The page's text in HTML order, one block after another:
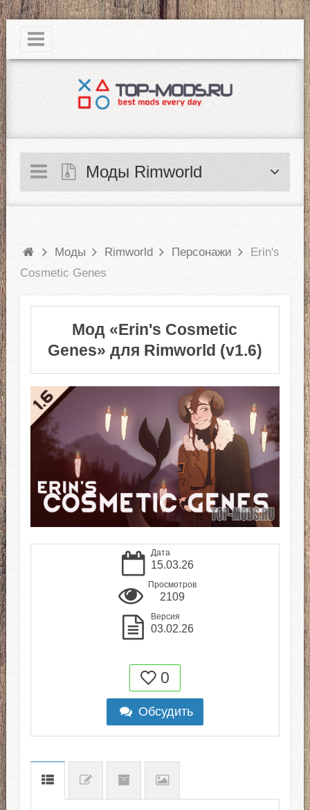
|
Моды Rimworld
Моды Rimworld Персонажи
Erin's
Cosmetic Genes
Мод «Erin's Cosmetic
Genes» для Rimworld (v1.6)
Дата
15.03.26
Просмотров
2109
Версия
03.02.26
0
Обсудить